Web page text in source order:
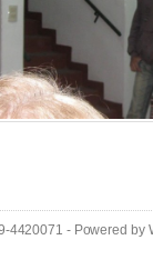
4420071 - Powered by